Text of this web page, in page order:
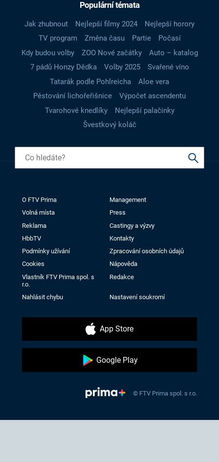
Populární témata
Jak zhubnout Nejlepší filmy 2024
Nejlepší horory
TV program
Změna času Partie
Počasí
Kdy budou volby
ZOO Nové začátky
Auto – katalog
7 pádů Honzy Dědka
Volby 2025
Svařené víno
Tatarák podle Pohlreicha
Aloe vera
Pěstování lichořeřišnice
Výpočet ascendentu
Tvarohové knedlíky
Nejlepší palačinky
Švestkový koláč
O FTV Prima
Management
Volná místa
Press
Reklama
Castingy a výzvy
HbbTV
Kontakty
Podmínky užívání
Zpracování osobních údajů
Cookies
Nápověda
Vlastník FTV Prima spol. s
r.o.
Redakce
Nahlásit chybu Nastavení soukromí
App Store
Google Play
© FTV Prima spol. s r.o.